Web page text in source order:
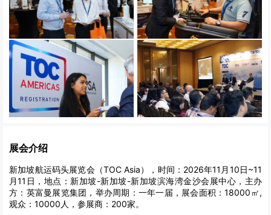
展会介绍
新加坡航运码头展览会（TOC Asia），时间：2026年11月10日~11
月11日，地点：新加坡-新加坡-新加坡滨海湾金沙会展中心，主办
方：英富曼展览集团，举办周期：一年一届，展会面积：18000㎡,
观众：10000人，参展商：200家。